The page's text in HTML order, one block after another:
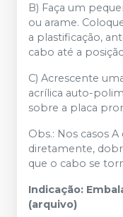
B) Faça um
ou arame.
a plastificação,
cabo até a
C) Acrescente
acrílica auto-
sobre a placa
Obs.: Nos casos
diretamente,
que o cabo se
Indicação:
(arquivo)